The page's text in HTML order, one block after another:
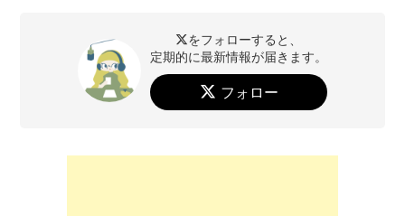
をフォローすると、
定期的に最新情報が届きます。
フォロー